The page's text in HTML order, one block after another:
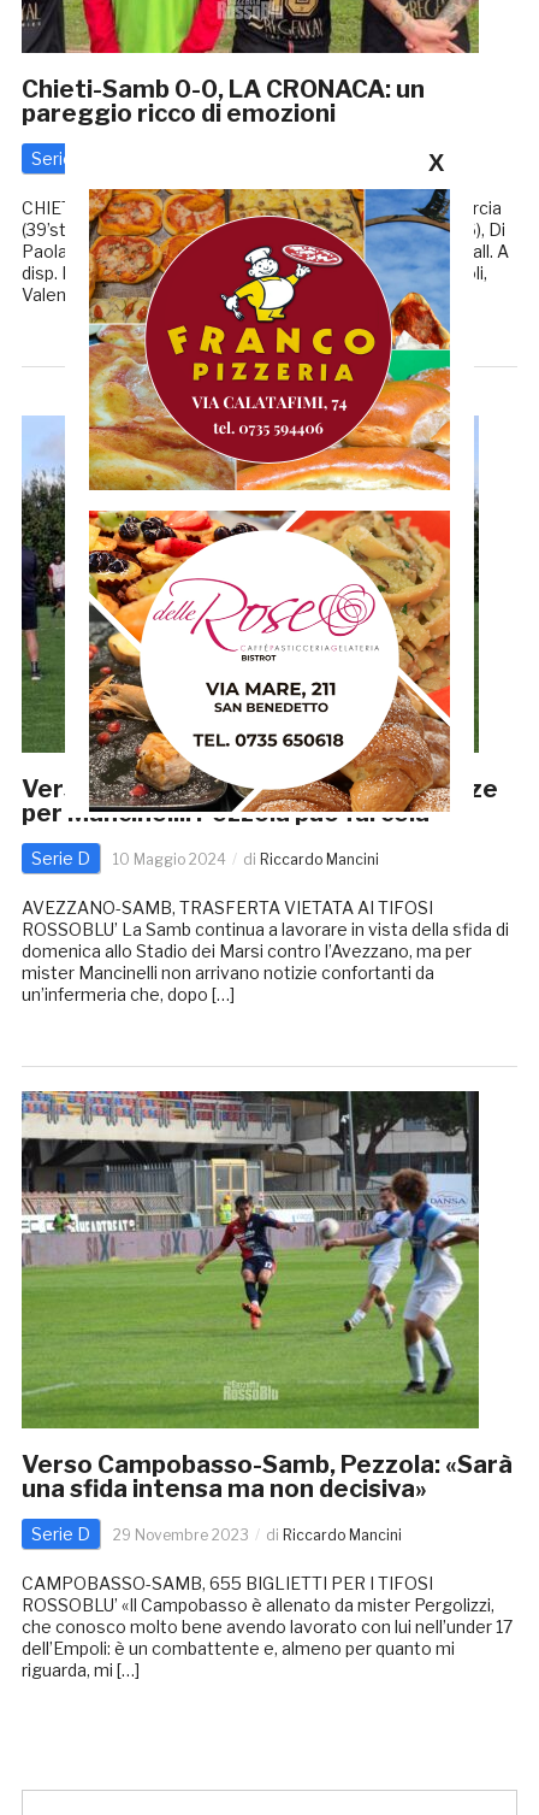
Chieti-Samb 0-0, LA CRONACA: un
pareggio ricco di emozioni
Serie D
CHIETI-SAMB 0-0 CHIETI (4-4-2): Servalli (’04); Della Quercia
(39’st Oddo), Schiavino, Sini, Guerriero (’05); Casciano (’06), Di
Paolantonio, Donsah (14’st Toure), Forgione; Ceccarelli, Fall. A
disp. Manzari, Cordova, Gibilterra, Di Matteo, Caiazza, Arioli,
Valentini. All. […]
Verso Avezzano-Samb, quattro assenze
per Mancinelli: Pezzola può farcela
Serie D 10 Maggio 2024 di Riccardo Mancini
AVEZZANO-SAMB, TRASFERTA VIETATA AI TIFOSI
ROSSOBLU’ La Samb continua a lavorare in vista della sfida di
domenica allo Stadio dei Marsi contro l’Avezzano, ma per
mister Mancinelli non arrivano notizie confortanti da
un’infermeria che, dopo […]
Verso Campobasso-Samb, Pezzola: «Sarà
una sfida intensa ma non decisiva»
Serie D 29 Novembre 2023 di Riccardo Mancini
CAMPOBASSO-SAMB, 655 BIGLIETTI PER I TIFOSI
ROSSOBLU’ «Il Campobasso è allenato da mister Pergolizzi,
che conosco molto bene avendo lavorato con lui nell’under 17
dell’Empoli: è un combattente e, almeno per quanto mi
riguarda, mi […]
X